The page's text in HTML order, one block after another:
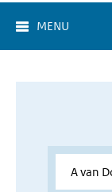
MENU